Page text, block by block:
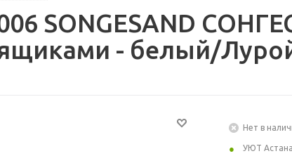
SONGESAND
ящиками - белый/
Нет в
УЮТ Астана